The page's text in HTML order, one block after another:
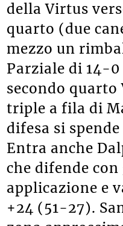
della Virtus
quarto (due
mezzo un
Parziale di 14-0
secondo quarto
triple a fila di
difesa si
Entra anche
che difende con
applicazione e
+24 (51-27).